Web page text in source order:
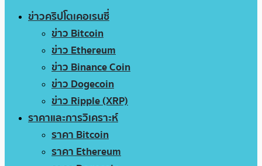
ข่าวคริปโตเคอเรนซี่
ข่าว Bitcoin
ข่าว Ethereum
ข่าว Binance Coin
ข่าว Dogecoin
ข่าว Ripple (XRP)
ราคาและการวิเคราะห์
ราคา Bitcoin
ราคา Ethereum